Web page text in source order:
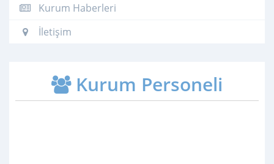
Kurum Haberleri
İletişim
Kurum Personeli